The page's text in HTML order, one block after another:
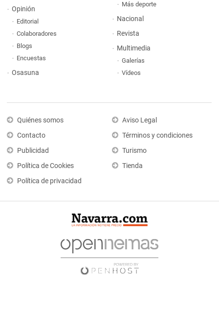
Opinión
Editorial
Colaboradores
Blogs
Encuestas
Osasuna
Más deporte
Nacional
Revista
Multimedia
Galerías
Vídeos
Quiénes somos
Contacto
Publicidad
Política de Cookies
Política de privacidad
Aviso Legal
Términos y condiciones
Turismo
Tienda